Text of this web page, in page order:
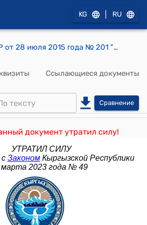
KG RU
Закон КР от 28 июля 2015 года № 201 "О внесении изменения и дополнения в некоторые законодательные акты Кыргызской Республики"
Ссылающиеся документы
Сравнение
документ утратил силу!